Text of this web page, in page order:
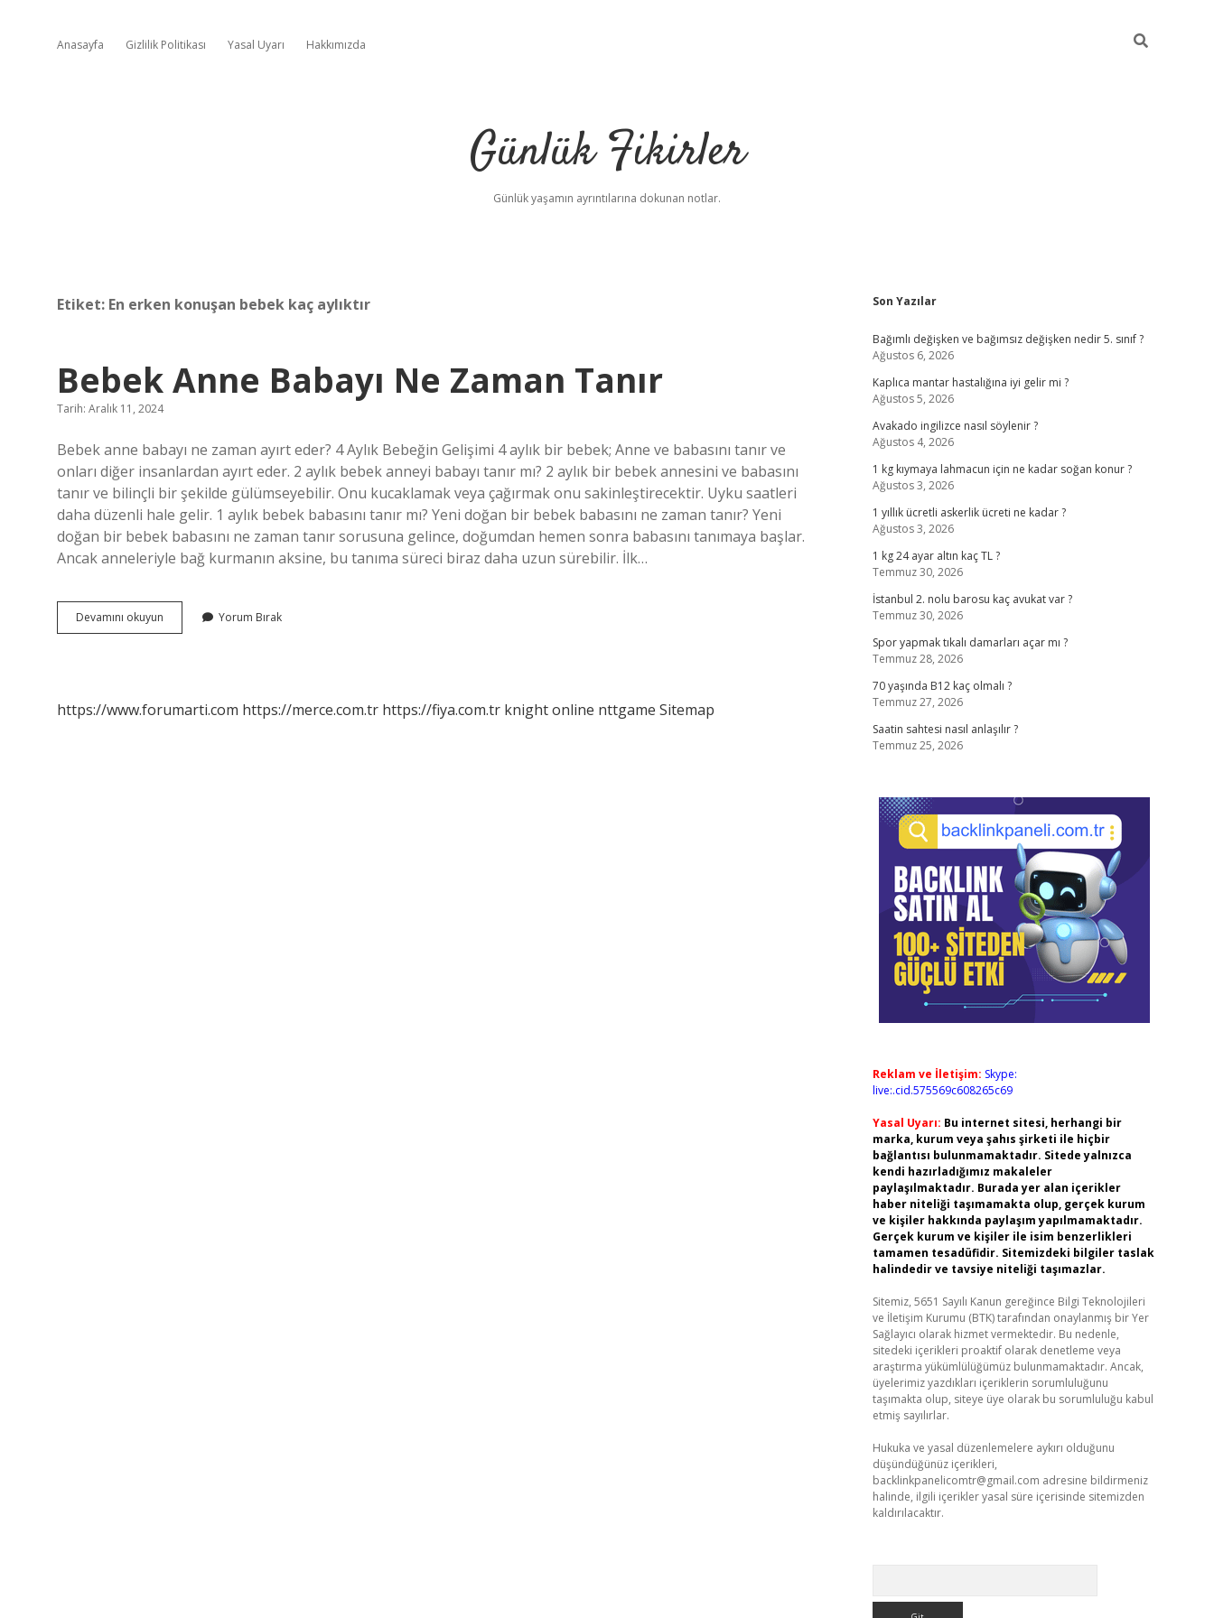
Anasayfa Gizlilik Politikası Yasal Uyarı Hakkımızda
Günlük Fikirler
Günlük yaşamın ayrıntılarına dokunan notlar.
Etiket: En erken konuşan bebek kaç aylıktır
Bebek Anne Babayı Ne Zaman Tanır
Tarih: Aralık 11, 2024
Bebek anne babayı ne zaman ayırt eder? 4 Aylık Bebeğin Gelişimi 4 aylık bir bebek; Anne ve babasını tanır ve
onları diğer insanlardan ayırt eder. 2 aylık bebek anneyi babayı tanır mı? 2 aylık bir bebek annesini ve babasını
tanır ve bilinçli bir şekilde gülümseyebilir. Onu kucaklamak veya çağırmak onu sakinleştirecektir. Uyku saatleri
daha düzenli hale gelir. 1 aylık bebek babasını tanır mı? Yeni doğan bir bebek babasını ne zaman tanır? Yeni
doğan bir bebek babasını ne zaman tanır sorusuna gelince, doğumdan hemen sonra babasını tanımaya başlar.
Ancak anneleriyle bağ kurmanın aksine, bu tanıma süreci biraz daha uzun sürebilir. İlk…
Devamını okuyun
Anne
Yorum Bırak
https://www.forumarti.com https://merce.com.tr https://fiya.com.tr knight online nttgame Sitemap
Sidebar
Son Yazılar
Bağımlı değişken ve bağımsız değişken nedir 5. sınıf ?
Ağustos 6, 2026
Kaplıca mantar hastalığına iyi gelir mi ?
Ağustos 5, 2026
Avakado ingilizce nasıl söylenir ?
Ağustos 4, 2026
1 kg kıymaya lahmacun için ne kadar soğan konur ?
Ağustos 3, 2026
1 yıllık ücretli askerlik ücreti ne kadar ?
Ağustos 3, 2026
1 kg 24 ayar altın kaç TL ?
Temmuz 30, 2026
İstanbul 2. nolu barosu kaç avukat var ?
Temmuz 30, 2026
Spor yapmak tıkalı damarları açar mı ?
Temmuz 28, 2026
70 yaşında B12 kaç olmalı ?
Temmuz 27, 2026
Saatin sahtesi nasıl anlaşılır ?
Temmuz 25, 2026
Reklam ve İletişim: Skype:
live:.cid.575569c608265c69
Yasal Uyarı: Bu internet sitesi, herhangi bir
marka, kurum veya şahıs şirketi ile hiçbir
bağlantısı bulunmamaktadır. Sitede yalnızca
kendi hazırladığımız makaleler
paylaşılmaktadır. Burada yer alan içerikler
haber niteliği taşımamakta olup, gerçek kurum
ve kişiler hakkında paylaşım yapılmamaktadır.
Gerçek kurum ve kişiler ile isim benzerlikleri
tamamen tesadüfidir. Sitemizdeki bilgiler taslak
halindedir ve tavsiye niteliği taşımazlar.
Sitemiz, 5651 Sayılı Kanun gereğince Bilgi Teknolojileri
ve İletişim Kurumu (BTK) tarafından onaylanmış bir Yer
Sağlayıcı olarak hizmet vermektedir. Bu nedenle,
sitedeki içerikleri proaktif olarak denetleme veya
araştırma yükümlülüğümüz bulunmamaktadır. Ancak,
üyelerimiz yazdıkları içeriklerin sorumluluğunu
taşımakta olup, siteye üye olarak bu sorumluluğu kabul
etmiş sayılırlar.
Hukuka ve yasal düzenlemelere aykırı olduğunu
düşündüğünüz içerikleri,
backlinkpanelicomtr@gmail.com adresine bildirmeniz
halinde, ilgili içerikler yasal süre içerisinde sitemizden
kaldırılacaktır.